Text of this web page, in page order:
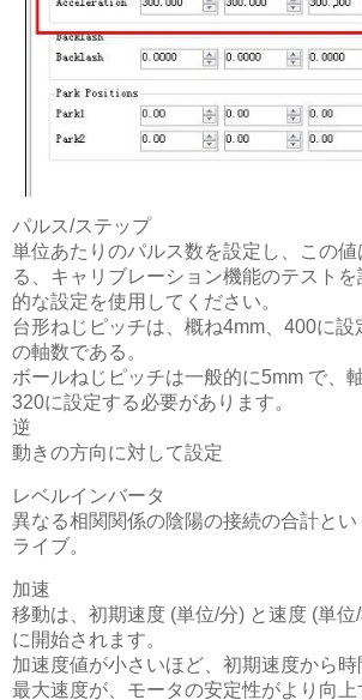
パルス/ステップ
単位あたりのパルス数を設定し、この
る、キャリブレーション機能のテスト
的な設定を使用してください。
台形ねじピッチは、概ね4mm、400に設
の軸数である。
ボールねじピッチは一般的に5mm で、
320に設定する必要があります。
逆
動きの方向に対して設定
レベルインバータ
異なる相関関係の陰陽の接続の合計と
ライブ。
加速
移動は、初期速度 (単位/分) と速度 (単
に開始されます。
加速度値が小さいほど、初期速度から
最大速度が、モータの安定性がより向上